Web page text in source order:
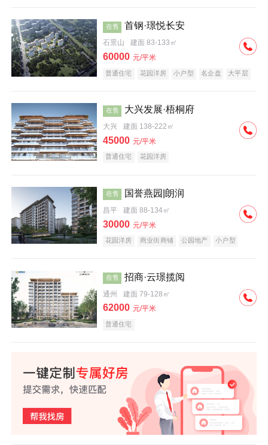
在售 首钢·璟悦长安
石景山 建面 83-133㎡
60000 元/平米
普通住宅 花园洋房 小户型 名企盘 大平层
在售 大兴发展·梧桐府
大兴 建面 138-222㎡
45000 元/平米
普通住宅 花园洋房
在售 国誉燕园|朗润
昌平 建面 88-134㎡
30000 元/平米
花园洋房 商业街商铺 公园地产
小户型
在售 招商·云璟揽阅
通州 建面 79-128㎡
62000 元/平米
普通住宅